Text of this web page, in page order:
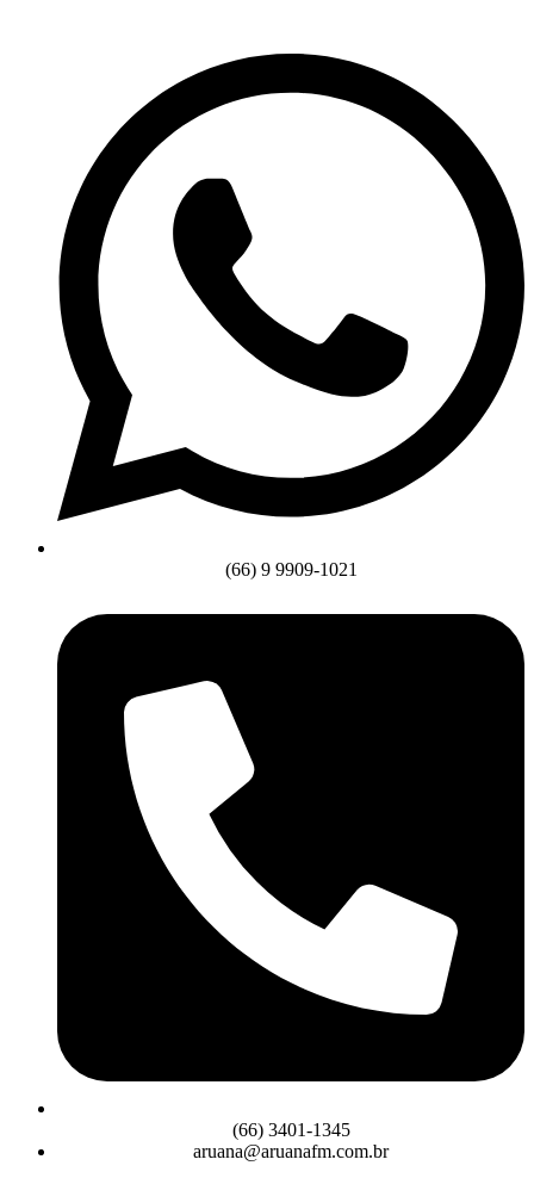
(66) 9 9909-1021
(66) 3401-1345
aruana@aruanafm.com.br